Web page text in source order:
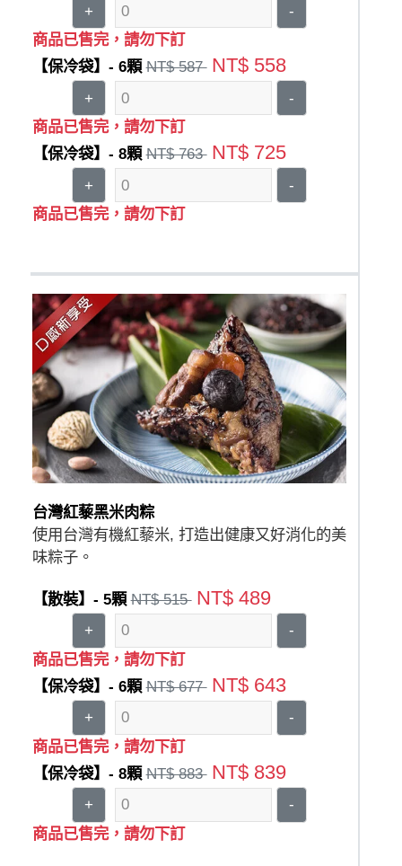
+
-
商品已售完，請勿下訂
【保冷袋】- 6顆 NT$ 587 NT$ 558
+
-
商品已售完，請勿下訂
【保冷袋】- 8顆 NT$ 763 NT$ 725
+
-
商品已售完，請勿下訂
台灣紅藜黑米肉粽
使用台灣有機紅藜米, 打造出健康又好消化的美
味粽子。
【散裝】- 5顆 NT$ 515 NT$ 489
+
-
商品已售完，請勿下訂
【保冷袋】- 6顆 NT$ 677 NT$ 643
+
-
商品已售完，請勿下訂
【保冷袋】- 8顆 NT$ 883 NT$ 839
+
-
商品已售完，請勿下訂